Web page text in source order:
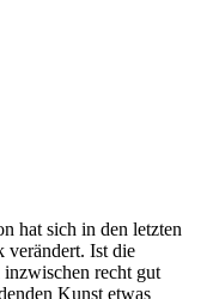
hat sich in den letzten
verändert. Ist die
recht gut
Kunst etwas